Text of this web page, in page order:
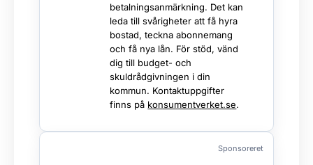
betalningsanmärkning. Det kan
leda till svårigheter att få hyra
bostad, teckna abonnemang
och få nya lån. För stöd, vänd
dig till budget- och
skuldrådgivningen i din
kommun. Kontaktuppgifter
finns på konsumentverket.se.
Sponsoreret